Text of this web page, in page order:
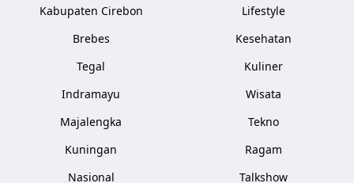
Kabupaten Cirebon
Brebes
Tegal
Indramayu
Majalengka
Kuningan
Nasional
Lifestyle
Kesehatan
Kuliner
Wisata
Tekno
Ragam
Talkshow